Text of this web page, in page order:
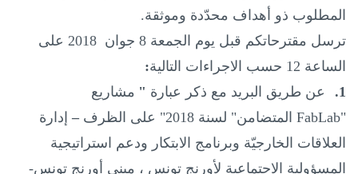
المطلوب ذو أهداف محدّدة وموثقة.
ترسل مقترحاتكم قبل يوم الجمعة 8 جوان 2018 على
الساعة 12 حسب الاجراءات التالية
:
1.
عن طريق البريد مع ذكر عبارة " مشاريع
"
FabLab المتضامن" لسنة 2018" على الظرف – إدارة
العلاقات الخارجيّة وبرنامج الابتكار ودعم استراتيجية
المسؤولية الاجتماعية لأورنج تونس ، مبنى أورنج تونس-